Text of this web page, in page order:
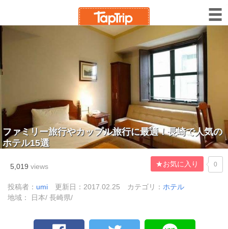
ファミリー旅行やカップル旅行に最適！長崎で人気の
ホテル15選
5,019 views ★お気に入り 0
投稿者： umi 更新日：2017.02.25 カテゴリ： ホテル
地域： 日本/ 長崎県/